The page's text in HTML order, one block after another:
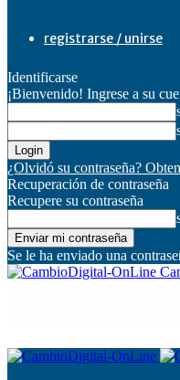
registrarse / unirse
Identificarse
¡Bienvenido! Ingrese a su
¿Olvidó su contraseña?
Recuperación de contraseña
Recupere su contraseña
Se le ha enviado una